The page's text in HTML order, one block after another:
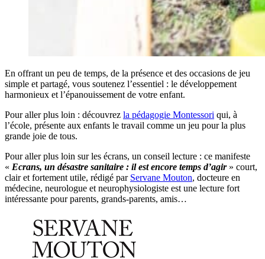
En offrant un peu de temps, de la présence et des occasions de jeu
simple et partagé, vous soutenez l’essentiel : le développement
harmonieux et l’épanouissement de votre enfant.
Pour aller plus loin : découvrez la pédagogie Montessori qui, à
l’école, présente aux enfants le travail comme un jeu pour la plus
grande joie de tous.
Pour aller plus loin sur les écrans, un conseil lecture : ce manifeste
« Ecrans, un désastre sanitaire : il est encore temps d’agir» court,
clair et fortement utile, rédigé par Servane Mouton, docteure en
médecine, neurologue et neurophysiologiste est une lecture fort
intéressante pour parents, grands-parents, amis…